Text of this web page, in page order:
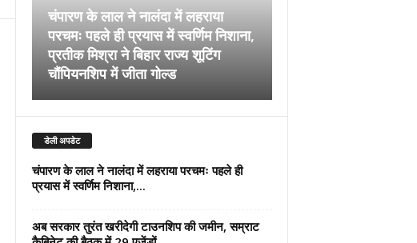
चंपारण के लाल ने नालंदा में लहराया
परचमः पहले ही प्रयास में स्वर्णिम निशाना,
प्रतीक मिश्रा ने बिहार राज्य शूटिंग
चौंपियनशिप में जीता गोल्ड
डेली अपडेट
चंपारण के लाल ने नालंदा में लहराया परचमः पहले ही
प्रयास में स्वर्णिम निशाना,...
अब सरकार तुरंत खरीदेगी टाउनशिप की जमीन, सम्राट